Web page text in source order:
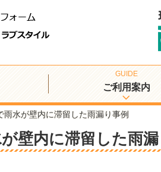
ご利用案内
雨水が壁内に滞留した雨漏り事例
壁内に滞留した雨漏